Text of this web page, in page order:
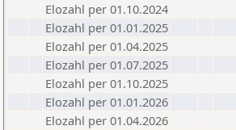
Elozahl per 01.10.2024
Elozahl per 01.01.2025
Elozahl per 01.04.2025
Elozahl per 01.07.2025
Elozahl per 01.10.2025
Elozahl per 01.01.2026
Elozahl per 01.04.2026